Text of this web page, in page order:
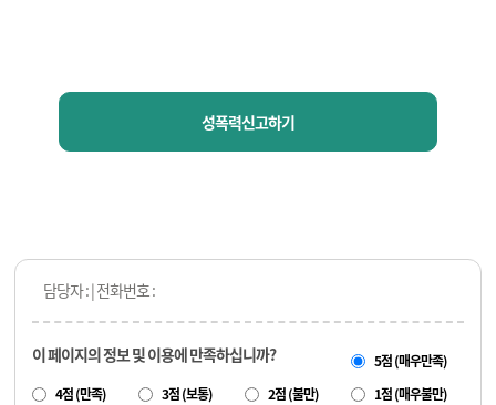
성폭력신고하기
담당자 : | 전화번호 :
이 페이지의 정보 및 이용에 만족하십니까?
5점 (매우만족)
4점 (만족)
3점 (보통) 2점 (불만) 1점 (매우불만)